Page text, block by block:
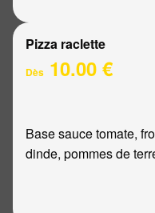
Pizza raclette
Dès 10.00 €
Base sauce tomate,
dinde, pommes de